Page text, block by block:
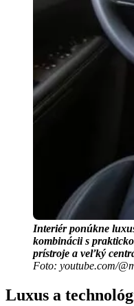
Interiér ponúkne
kombinácii s
prístroje a veľký
Foto: youtube.com/
Luxus a